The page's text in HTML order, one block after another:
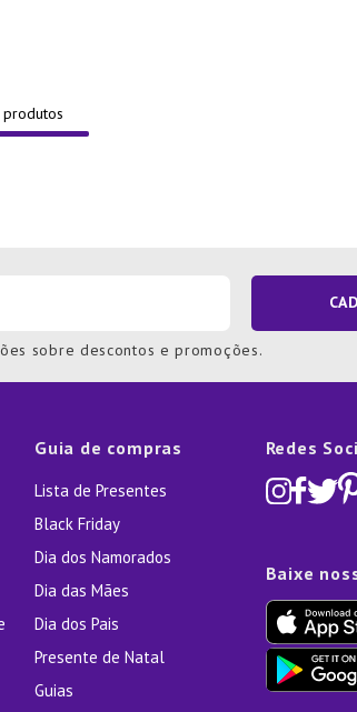
sobre descontos e promoções.
Guia de compras
Lista de Presentes
Black Friday
Dia dos Namorados
Dia das Mães
Dia dos Pais
Presente de Natal
Guias
Redes
Baixe